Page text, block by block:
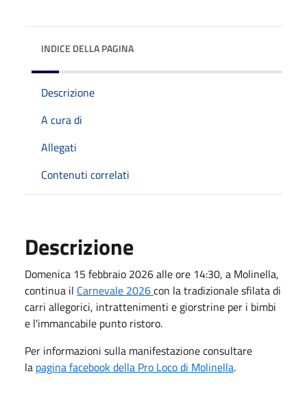
INDICE DELLA PAGINA
Descrizione
A cura di
Allegati
Contenuti correlati
Descrizione
Domenica 15 febbraio 2026 alle ore 14:30, a Molinella,
continua il Carnevale 2026con la tradizionale sfilata di
carri allegorici, intrattenimenti e giorstrine per i bimbi
e l'immancabile punto ristoro.
Per informazioni sulla manifestazione consultare
la pagina facebook della Pro Loco di Molinella.